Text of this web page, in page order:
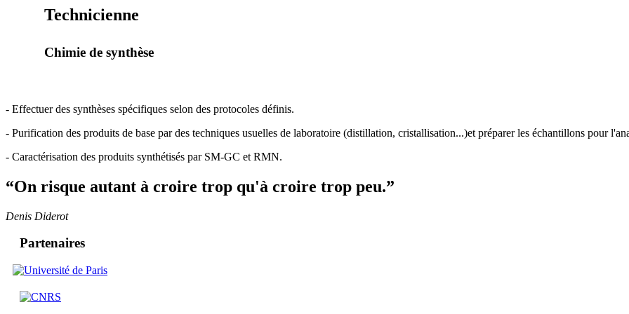
Technicienne
Chimie de synthèse
- Effectuer des synthèses spécifiques selon des protocoles définis.
- Purification des produits de base par des techniques usuelles de laboratoire (distillation, cristallisation...)et préparer les échantillons pour
- Caractérisation des produits synthétisés par SM-GC et RMN.
“On risque autant à croire trop qu'à croire trop peu.”
Denis Diderot
Partenaires